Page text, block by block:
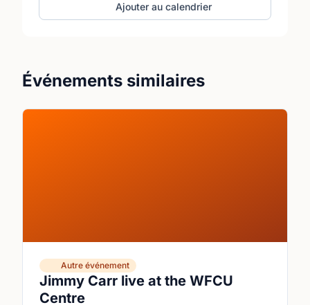
Ajouter au calendrier
Événements similaires
Jimmy Carr live at the WFCU
Centre
Autre événement